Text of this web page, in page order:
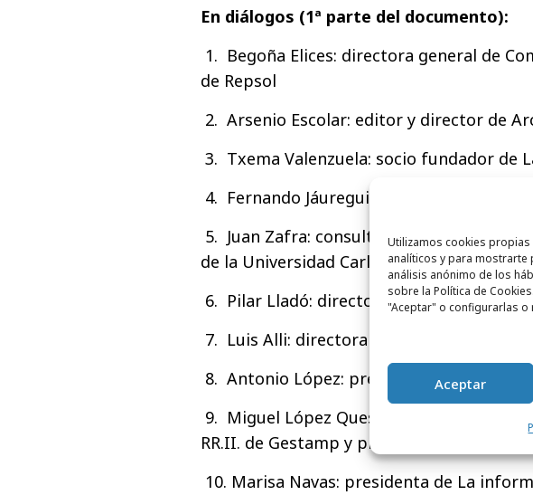
Utilizamos cookies
analíticos y para mostrarte
análisis anónimo de los
sobre la Política de
"Aceptar" o configurarlas
Aceptar
En diálogos (1ª parte del documento):
1. Begoña Elices: directora general de
de Repsol
2. Arsenio Escolar: editor y director de
3. Txema Valenzuela: socio fundador de
4. Fernando Jáuregui: presidente de
5. Juan Zafra: consultor de
de la Universidad Carlos III
6. Pilar Lladó: directora de Estudio de
7. Luis Alli: directora de comunicación de
8. Antonio López: presidente de honor
9. Miguel López Quesada: director
RR.II. de Gestamp y presidente de Dircom
10. Marisa Navas: presidenta de La